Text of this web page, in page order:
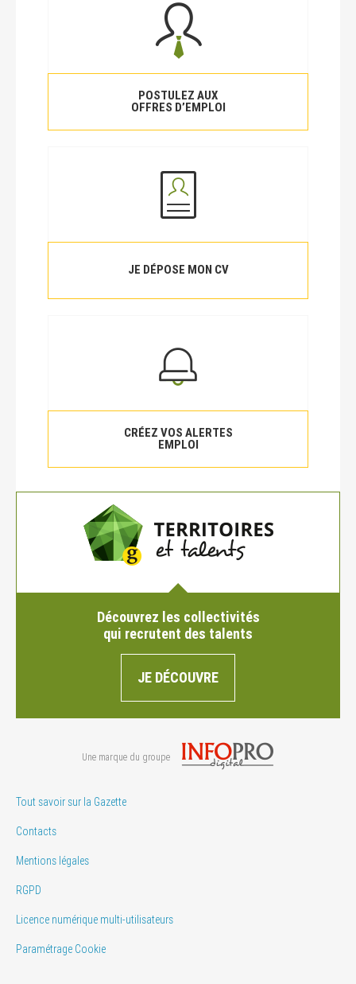
POSTULEZ AUX
OFFRES D’EMPLOI
JE DÉPOSE MON CV
CRÉEZ VOS ALERTES
EMPLOI
Découvrez les collectivités
qui recrutent des talents
JE DÉCOUVRE
Une marque du groupe
Tout savoir sur la Gazette
Contacts
Mentions légales
RGPD
Licence numérique multi-utilisateurs
Paramétrage Cookie